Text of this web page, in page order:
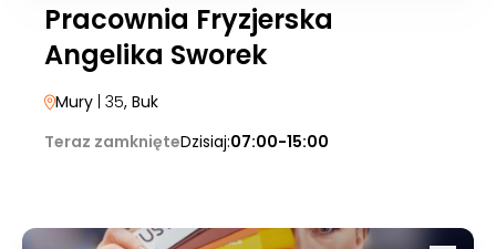
Pracownia Fryzjerska
Angelika Sworek
Mury | 35, Buk
Teraz zamknięteDzisiaj:07:00-15:00